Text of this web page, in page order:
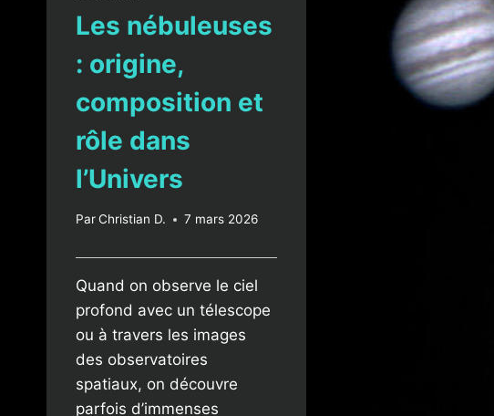
Les nébuleuses
: origine,
composition et
rôle dans
l’Univers
ParChristian D. 7 mars 2026
Quand on observe le ciel
profond avec un télescope
ou à travers les images
des observatoires
spatiaux, on découvre
parfois d’immenses